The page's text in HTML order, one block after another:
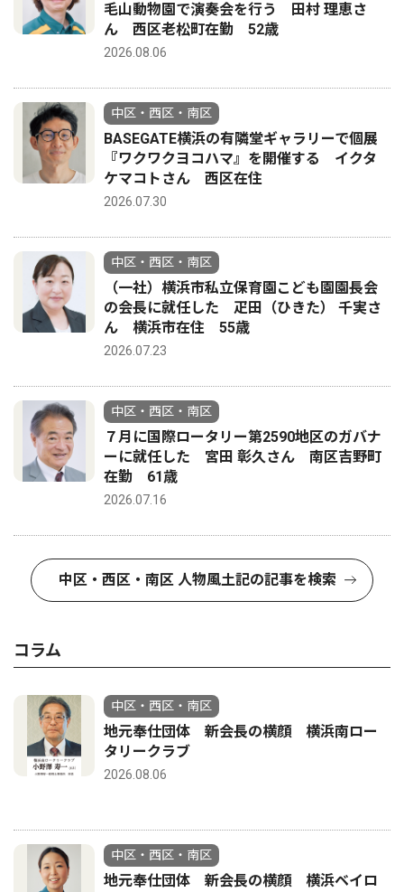
毛山動物園で演奏会を行う 田村 理恵さ
ん 西区老松町在勤 52歳
2026.08.06
中区・西区・南区
BASEGATE横浜の有隣堂ギャラリーで個展
『ワクワクヨコハマ』を開催する イクタ
ケマコトさん 西区在住
2026.07.30
中区・西区・南区
（一社）横浜市私立保育園こども園園長会
の会長に就任した 疋田（ひきた） 千実さ
ん 横浜市在住 55歳
2026.07.23
中区・西区・南区
７月に国際ロータリー第2590地区のガバナ
ーに就任した 宮田 彰久さん 南区吉野町
在勤 61歳
2026.07.16
中区・西区・南区 人物風土記の記事を検索
コラム
中区・西区・南区
地元奉仕団体 新会長の横顔 横浜南ロー
タリークラブ
2026.08.06
中区・西区・南区
地元奉仕団体 新会長の横顔 横浜ベイロ